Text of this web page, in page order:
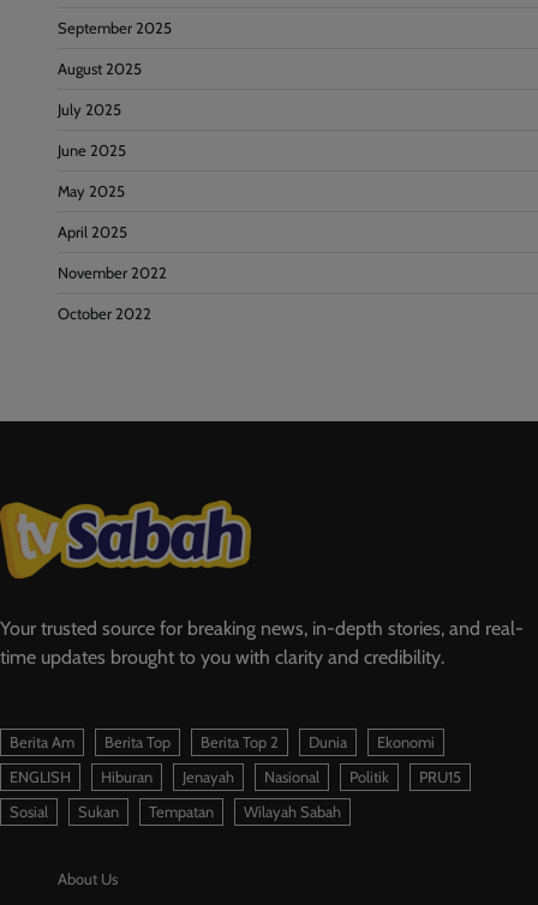
September 2025
August 2025
July 2025
June 2025
May 2025
April 2025
November 2022
October 2022
Your trusted source for breaking news, in-depth stories, and real-
time updates brought to you with clarity and credibility.
Berita Am Berita Top Berita Top 2 Dunia
Ekonomi
ENGLISH
Hiburan Jenayah Nasional Politik
PRU15
Sosial
Sukan Tempatan Wilayah Sabah
About Us